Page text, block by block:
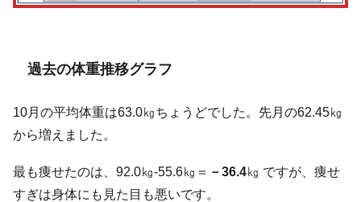
過去の体重推移グラフ
10月の平均体重は63.0㎏ちょうどでした。先月の62.45㎏
から増えました。
最も痩せたのは、92.0㎏-55.6㎏＝ －36.4㎏ ですが、痩せ
すぎは身体にも見た目も悪いです。